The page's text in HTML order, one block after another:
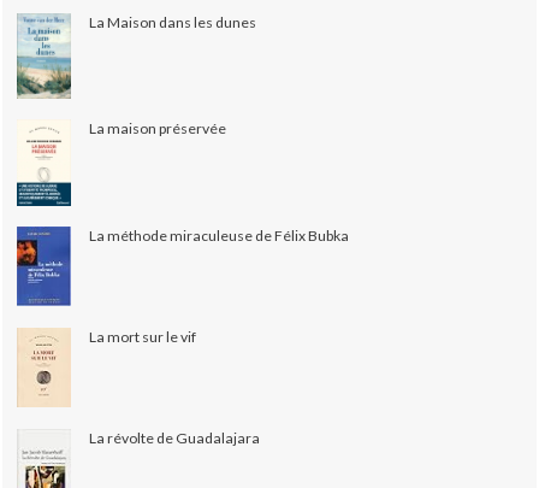
La Maison dans les dunes
La maison préservée
La méthode miraculeuse de Félix Bubka
La mort sur le vif
La révolte de Guadalajara